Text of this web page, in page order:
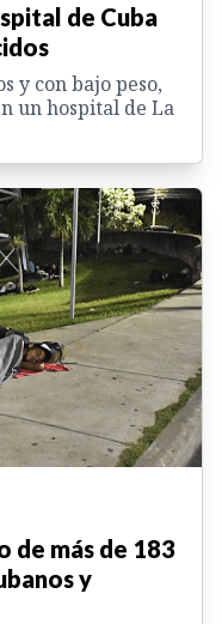
de Cuba
y con bajo peso,
un hospital de La
de más de 183
y